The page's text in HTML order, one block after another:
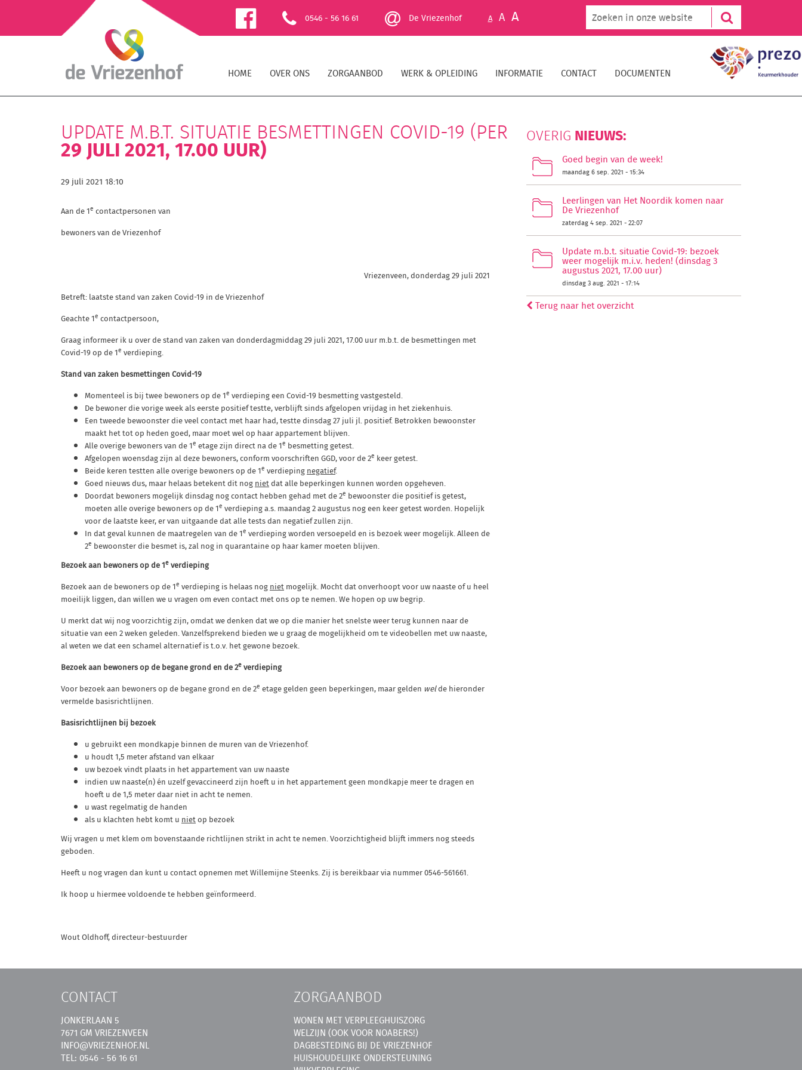
0546 - 56 16 61 De Vriezenhof A A A
HOME OVER ONS ZORGAANBOD WERK & OPLEIDING INFORMATIE CONTACT DOCUMENTEN
UPDATE M.B.T. SITUATIE BESMETTINGEN COVID-19 (PER
29 JULI 2021, 17.00 UUR)
29 juli 2021 18:10
Aan de 1e contactpersonen van
bewoners van de Vriezenhof
Vriezenveen, donderdag 29 juli 2021
Betreft: laatste stand van zaken Covid-19 in de Vriezenhof
Geachte 1e contactpersoon,
Graag informeer ik u over de stand van zaken van donderdagmiddag 29 juli 2021, 17.00 uur m.b.t. de besmettingen met
Covid-19 op de 1e verdieping.
Stand van zaken besmettingen Covid-19
Momenteel is bij twee bewoners op de 1e verdieping een Covid-19 besmetting vastgesteld.
De bewoner die vorige week als eerste positief testte, verblijft sinds afgelopen vrijdag in het ziekenhuis.
Een tweede bewoonster die veel contact met haar had, testte dinsdag 27 juli jl. positief. Betrokken bewoonster
maakt het tot op heden goed, maar moet wel op haar appartement blijven.
Alle overige bewoners van de 1e etage zijn direct na de 1e besmetting getest.
Afgelopen woensdag zijn al deze bewoners, conform voorschriften GGD, voor de 2e keer getest.
Beide keren testten alle overige bewoners op de 1e verdieping negatief.
Goed nieuws dus, maar helaas betekent dit nog nietdat alle beperkingen kunnen worden opgeheven.
Doordat bewoners mogelijk dinsdag nog contact hebben gehad met de 2e bewoonster die positief is getest,
moeten alle overige bewoners op de 1e verdieping a.s. maandag 2 augustus nog een keer getest worden. Hopelijk
voor de laatste keer, er van uitgaande dat alle tests dan negatief zullen zijn.
In dat geval kunnen de maatregelen van de 1e verdieping worden versoepeld en is bezoek weer mogelijk. Alleen de
2e bewoonster die besmet is, zal nog in quarantaine op haar kamer moeten blijven.
Bezoek aan bewoners op de 1e verdieping
Bezoek aan de bewoners op de 1e verdieping is helaas nog niet mogelijk. Mocht dat onverhoopt voor uw naaste of u heel
moeilijk liggen, dan willen we u vragen om even contact met ons op te nemen. We hopen op uw begrip.
U merkt dat wij nog voorzichtig zijn, omdat we denken dat we op die manier het snelste weer terug kunnen naar de
situatie van een 2 weken geleden. Vanzelfsprekend bieden we u graag de mogelijkheid om te videobellen met uw naaste,
al weten we dat een schamel alternatief is t.o.v. het gewone bezoek.
Bezoek aan bewoners op de begane grond en de 2e verdieping
Voor bezoek aan bewoners op de begane grond en de 2e etage gelden geen beperkingen, maar gelden welde hieronder
vermelde basisrichtlijnen.
Basisrichtlijnen bij bezoek
u gebruikt een mondkapje binnen de muren van de Vriezenhof.
u houdt 1,5 meter afstand van elkaar
uw bezoek vindt plaats in het appartement van uw naaste
indien uw naaste(n) én uzelf gevaccineerd zijn hoeft u in het appartement geen mondkapje meer te dragen en
hoeft u de 1,5 meter daar niet in acht te nemen.
u wast regelmatig de handen
als u klachten hebt komt u nietop bezoek
Wij vragen u met klem om bovenstaande richtlijnen strikt in acht te nemen. Voorzichtigheid blijft immers nog steeds
geboden.
Heeft u nog vragen dan kunt u contact opnemen met Willemijne Steenks. Zij is bereikbaar via nummer 0546-561661.
Ik hoop u hiermee voldoende te hebben geïnformeerd.
Wout Oldhoff, directeur-bestuurder
OVERIG NIEUWS:
Goed begin van de week!
maandag 6 sep. 2021 - 15:34
Leerlingen van Het Noordik komen naar
De Vriezenhof
zaterdag 4 sep. 2021 - 22:07
Update m.b.t. situatie Covid-19: bezoek
weer mogelijk m.i.v. heden! (dinsdag 3
augustus 2021, 17.00 uur)
dinsdag 3 aug. 2021 - 17:14
Terug naar het overzicht
CONTACT
JONKERLAAN 5
7671 GM VRIEZENVEEN
INFO@VRIEZENHOF.NL
TEL: 0546 - 56 16 61
ZORGAANBOD
WONEN MET VERPLEEGHUISZORG
WELZIJN (OOK VOOR NOABERS!)
DAGBESTEDING BIJ DE VRIEZENHOF
HUISHOUDELIJKE ONDERSTEUNING